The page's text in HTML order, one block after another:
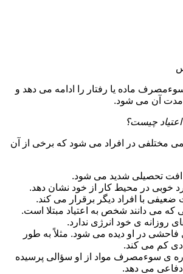
ماده یا رفتار را ادامه می دهد و
مدت آن می شود.
چیست؟
مختلفی در افراد می شود که برخی از آن
افت تحصیلی شدید می شود.
خوبی در محیط کار از خود نشان دهد.
ضعیفی با افراد دیگر برقرار می کند.
می دانند شخص به اعتیاد مبتلا است.
روزانه ی خود انرژی ندارد.
فاحشی در او دیده می شود. مثلاً به طور
کم می کند.
ی سوءمصرف مواد از او سؤالی پرسیده
می دهد.